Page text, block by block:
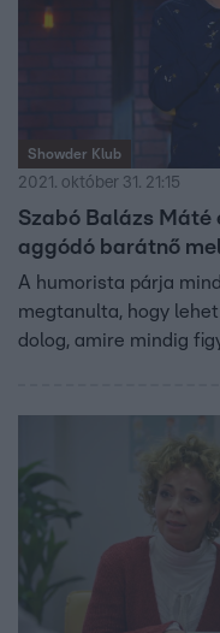
Showder Klub
2021. október 31. 21:15
Szabó Balázs
aggódó barátnő
A humorista párja
megtanulta, hogy
dolog, amire mindig